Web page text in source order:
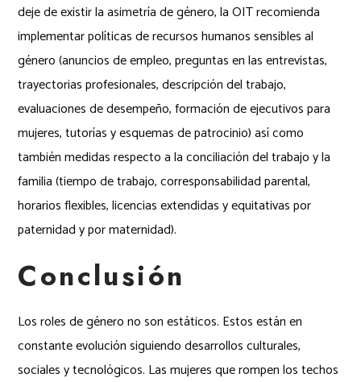
deje de existir la asimetría de género, la OIT recomienda
implementar políticas de recursos humanos sensibles al
género (anuncios de empleo, preguntas en las entrevistas,
trayectorias profesionales, descripción del trabajo,
evaluaciones de desempeño, formación de ejecutivos para
mujeres, tutorías y esquemas de patrocinio) así como
también medidas respecto a la conciliación del trabajo y la
familia (tiempo de trabajo, corresponsabilidad parental,
horarios flexibles, licencias extendidas y equitativas por
paternidad y por maternidad).
Conclusión
Los roles de género no son estáticos. Estos están en
constante evolución siguiendo desarrollos culturales,
sociales y tecnológicos. Las mujeres que rompen los techos